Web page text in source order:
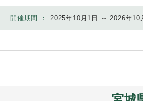
開催期間 ： 2025年10月1日 ～ 2026年10